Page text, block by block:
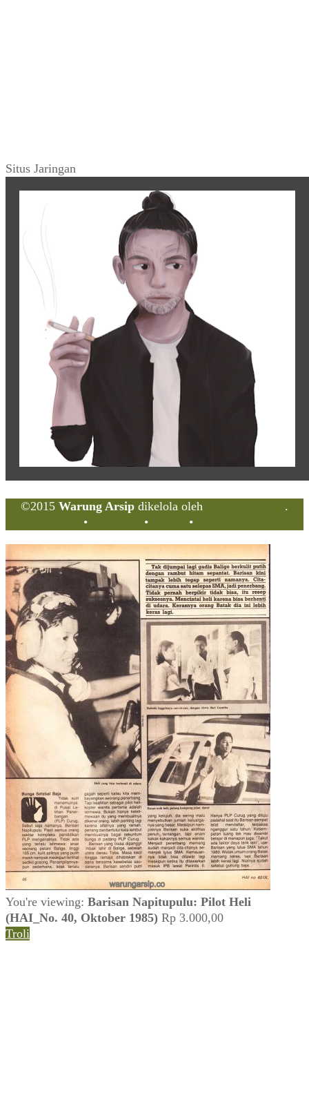
Situs Jaringan
©2015 Warung Arsip dikelola oleh
.
• • •
You're viewing: Barisan Napitupulu: Pilot Heli
(HAI_No. 40, Oktober 1985) Rp 3.000,00
Troli